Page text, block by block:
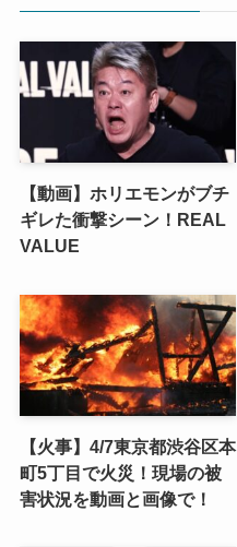
【動画】ホリエモンがブチ
ギレた衝撃シーン！REAL
VALUE
【火事】4/7東京都渋谷区本
町5丁目で火災！現場の被
害状況を動画と画像で！